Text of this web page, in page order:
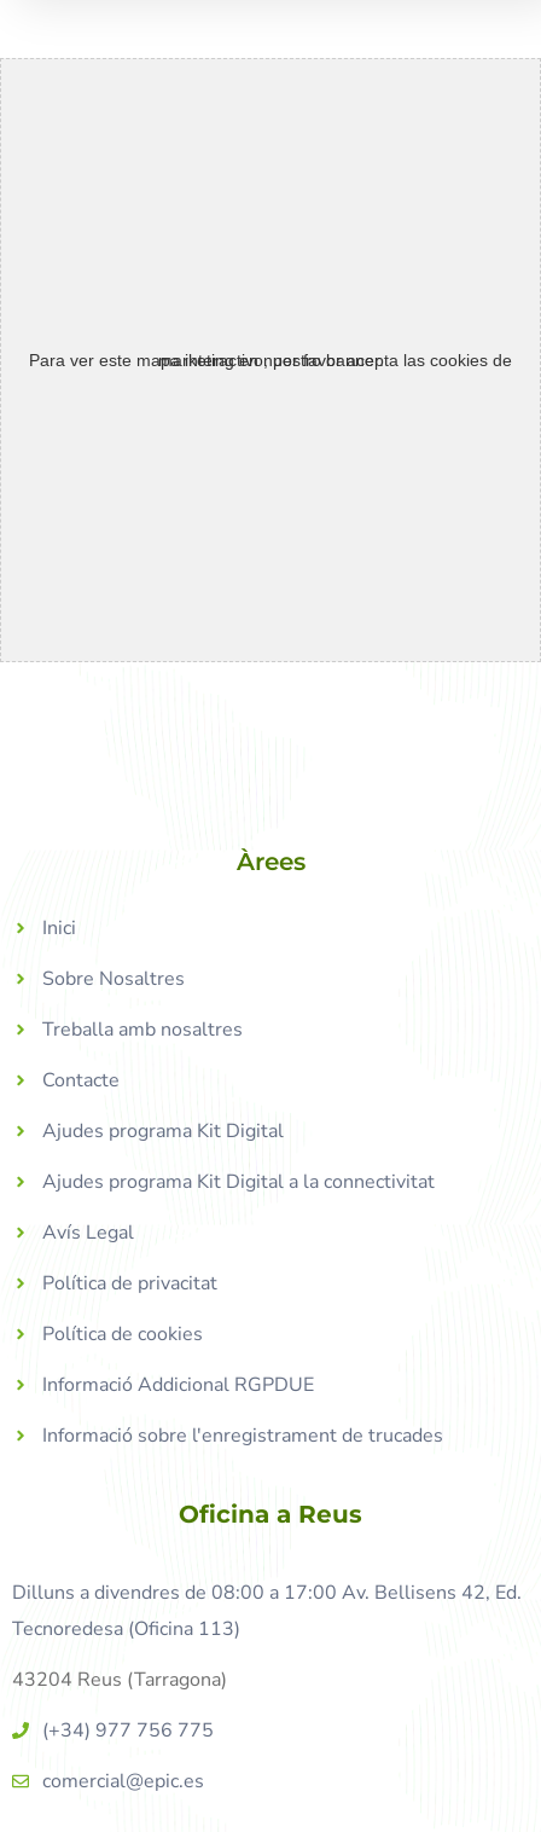
Para ver este mapa interactivo, por favor acepta las cookies de marketing en nuestro banner.
Àrees
Inici
Sobre Nosaltres
Treballa amb nosaltres
Contacte
Ajudes programa Kit Digital
Ajudes programa Kit Digital a la connectivitat
Avís Legal
Política de privacitat
Política de cookies
Informació Addicional RGPDUE
Informació sobre l'enregistrament de trucades
Oficina a Reus
Dilluns a divendres de 08:00 a 17:00 Av. Bellisens 42, Ed.
Tecnoredesa (Oficina 113)
43204 Reus (Tarragona)
(+34) 977 756 775
comercial@epic.es